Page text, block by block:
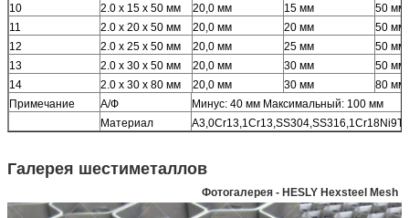
10
2.0 х 15 х 50 мм 20,0 мм 15 мм
50 мм
11
2.0 х 20 х 50 мм 20,0 мм 20 мм
50 мм
12
2.0 х 25 х 50 мм 20,0 мм 25 мм
50 мм
13
2.0 х 30 х 50 мм 20,0 мм 30 мм
50 мм
14
2.0 х 30 х 80 мм 20,0 мм 30 мм
80 мм
Примечание
А/Ф
Минус: 40 мм Максимальный: 100 мм
Материал
Галерея шестиметаллов
Фотогалерея - HESLY Hexsteel Mesh